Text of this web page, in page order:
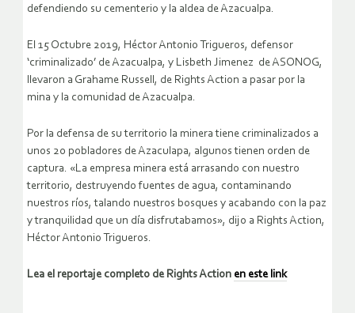
defendiendo su cementerio y la aldea de Azacualpa.
El 15 Octubre 2019, Héctor Antonio Trigueros, defensor
‘criminalizado’ de Azacualpa, y Lisbeth Jimenez de ASONOG,
llevaron a Grahame Russell, de Rights Action a pasar por la
mina y la comunidad de Azacualpa.
Por la defensa de su territorio la minera tiene criminalizados a
unos 20 pobladores de Azaculapa, algunos tienen orden de
captura. «La empresa minera está arrasando con nuestro
territorio, destruyendo fuentes de agua, contaminando
nuestros ríos, talando nuestros bosques y acabando con la paz
y tranquilidad que un día disfrutabamos», dijo a Rights Action,
Héctor Antonio Trigueros.
Lea el reportaje completo de Rights Action en este link